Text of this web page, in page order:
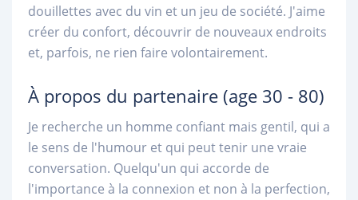
douillettes avec du vin et un jeu de société. J'aime
créer du confort, découvrir de nouveaux endroits
et, parfois, ne rien faire volontairement.
À propos du partenaire (age 30 - 80)
Je recherche un homme confiant mais gentil, qui a
le sens de l'humour et qui peut tenir une vraie
conversation. Quelqu'un qui accorde de
l'importance à la connexion et non à la perfection,